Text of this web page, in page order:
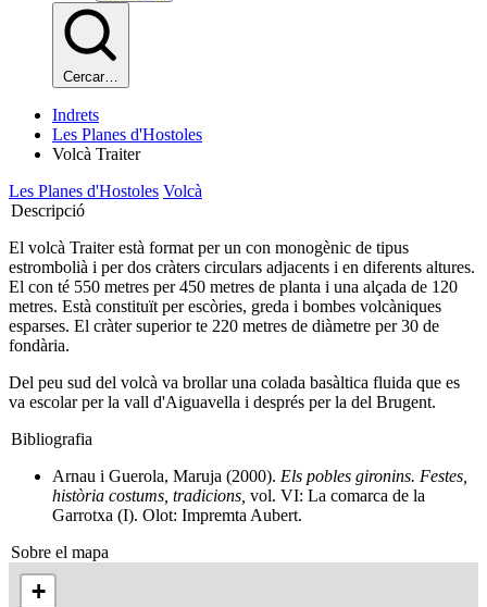
Cercar…
Indrets
Les Planes d'Hostoles
Volcà Traiter
Les Planes d'Hostoles Volcà
Descripció
El volcà Traiter està format per un con monogènic de tipus
estrombolià i per dos cràters circulars adjacents i en diferents altures.
El con té 550 metres per 450 metres de planta i una alçada de 120
metres. Està constituït per escòries, greda i bombes volcàniques
esparses. El cràter superior te 220 metres de diàmetre per 30 de
fondària.
Del peu sud del volcà va brollar una colada basàltica fluida que es
va escolar per la vall d'Aiguavella i després per la del Brugent.
Bibliografia
Arnau i Guerola, Maruja (2000). Els pobles gironins. Festes,
història costums, tradicions, vol. VI: La comarca de la
Garrotxa (I). Olot: Impremta Aubert.
Sobre el mapa
+